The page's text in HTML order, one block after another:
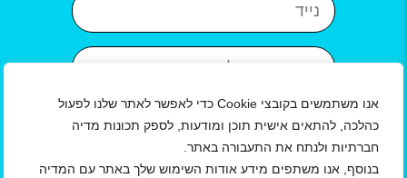
אנו משתמשים בקובצי Cookie כדי לאפשר לאתר שלנו לפעול
כהלכה, להתאים אישית תוכן ומודעות, לספק תכונות מדיה
חברתיות ולנתח את התעבורה באתר.
בנוסף, אנו משתפים מידע אודות השימוש שלך באתר עם המדיה
כתובת אימייל
איזור
עיר
שנת לידה